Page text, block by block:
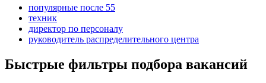
популярные после 55
техник
директор по персоналу
руководитель распределительного центра
Быстрые фильтры подбора вакансий